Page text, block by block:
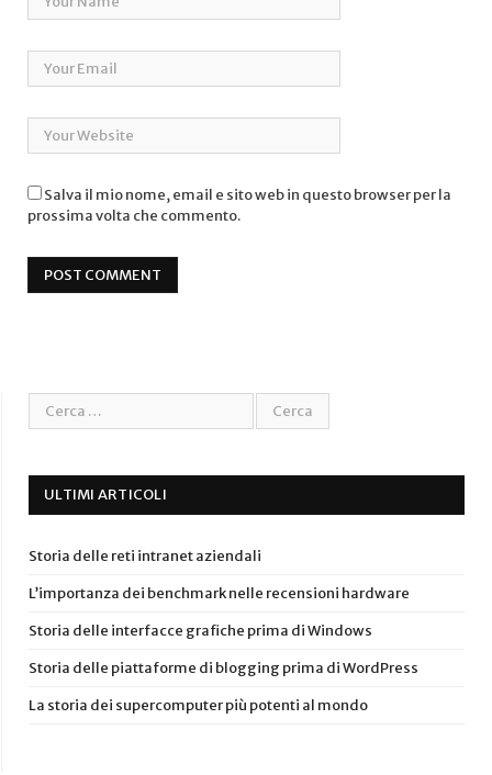
Salva il mio nome, email e sito web in questo browser per la
prossima volta che commento.
ULTIMI ARTICOLI
Storia delle reti intranet aziendali
L’importanza dei benchmark nelle recensioni hardware
Storia delle interfacce grafiche prima di Windows
Storia delle piattaforme di blogging prima di WordPress
La storia dei supercomputer più potenti al mondo